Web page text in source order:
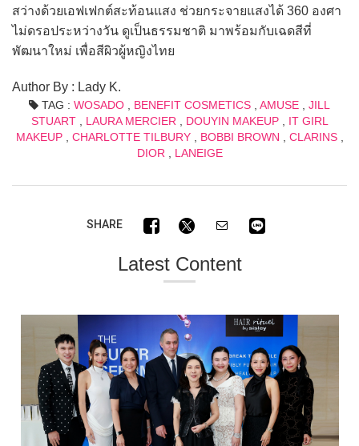
สว่างด้วยเอฟเฟกต์สะท้อนแสง ช่วยกระจายแสงได้ 360 องศา
ไม่ดรอประหว่างวัน ดูเป็นธรรมชาติ มาพร้อมกับเฉดสีที่
พัฒนาใหม่ เพื่อสีผิวผู้หญิงไทย
Author By : Lady K.
TAG : WOSADO BENEFIT COSMETICS AMUSE
JILL
STUART, LAURA MERCIER DOUYIN MAKEUP, IT GIRL
MAKEUP, CHARLOTTE TILBURY, BOBBI BROWN CLARINS,
DIOR
LANEIGE
SHARE
Latest Content